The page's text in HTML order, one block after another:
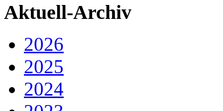
Aktuell-Archiv
2026
2025
2024